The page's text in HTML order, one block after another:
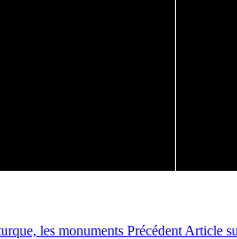
les monuments Précédent Article